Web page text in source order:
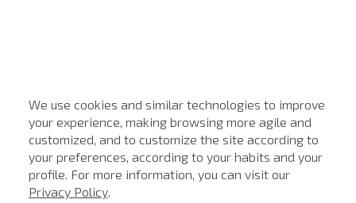
We use cookies and similar technologies to improve
your experience, making browsing more agile and
customized, and to customize the site according to
your preferences, according to your habits and your
profile. For more information, you can visit our
Privacy Policy.